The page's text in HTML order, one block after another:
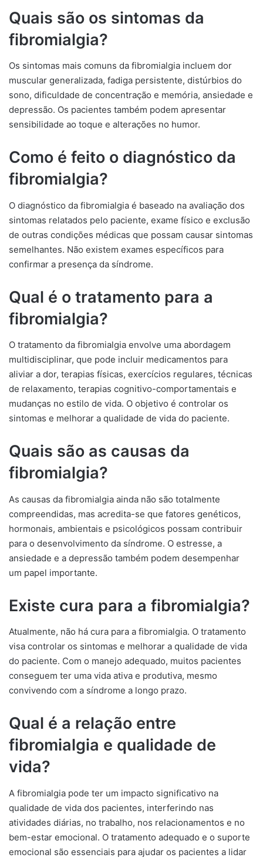
Quais são os sintomas da
fibromialgia?
Os sintomas mais comuns da fibromialgia incluem dor
muscular generalizada, fadiga persistente, distúrbios do
sono, dificuldade de concentração e memória, ansiedade e
depressão. Os pacientes também podem apresentar
sensibilidade ao toque e alterações no humor.
Como é feito o diagnóstico da
fibromialgia?
O diagnóstico da fibromialgia é baseado na avaliação dos
sintomas relatados pelo paciente, exame físico e exclusão
de outras condições médicas que possam causar sintomas
semelhantes. Não existem exames específicos para
confirmar a presença da síndrome.
Qual é o tratamento para a
fibromialgia?
O tratamento da fibromialgia envolve uma abordagem
multidisciplinar, que pode incluir medicamentos para
aliviar a dor, terapias físicas, exercícios regulares, técnicas
de relaxamento, terapias cognitivo-comportamentais e
mudanças no estilo de vida. O objetivo é controlar os
sintomas e melhorar a qualidade de vida do paciente.
Quais são as causas da
fibromialgia?
As causas da fibromialgia ainda não são totalmente
compreendidas, mas acredita-se que fatores genéticos,
hormonais, ambientais e psicológicos possam contribuir
para o desenvolvimento da síndrome. O estresse, a
ansiedade e a depressão também podem desempenhar
um papel importante.
Existe cura para a fibromialgia?
Atualmente, não há cura para a fibromialgia. O tratamento
visa controlar os sintomas e melhorar a qualidade de vida
do paciente. Com o manejo adequado, muitos pacientes
conseguem ter uma vida ativa e produtiva, mesmo
convivendo com a síndrome a longo prazo.
Qual é a relação entre
fibromialgia e qualidade de
vida?
A fibromialgia pode ter um impacto significativo na
qualidade de vida dos pacientes, interferindo nas
atividades diárias, no trabalho, nos relacionamentos e no
bem-estar emocional. O tratamento adequado e o suporte
emocional são essenciais para ajudar os pacientes a lidar